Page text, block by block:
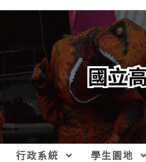
行政系統 學生園地